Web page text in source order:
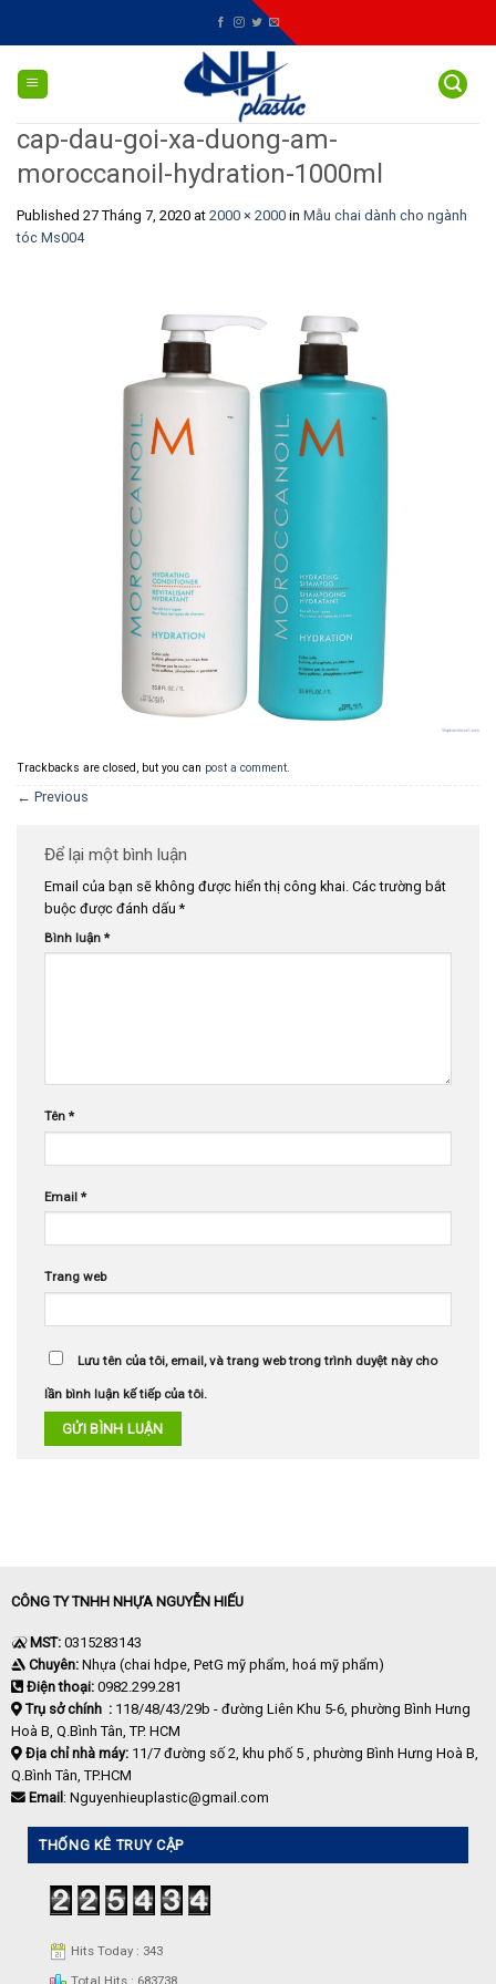
cap-dau-goi-xa-duong-am-
moroccanoil-hydration-1000ml
Published 27 Tháng 7, 2020 at 2000 × 2000 in Mẫu chai dành cho ngành
tóc Ms004
Trackbacks are closed, but you can post a comment.
← Previous
Để lại một bình luận
Email của bạn sẽ không được hiển thị công khai. Các trường bắt
buộc được đánh dấu*
Bình luận *
Tên *
Email *
Trang web
Lưu tên của tôi, email, và trang web trong trình duyệt này cho
lần bình luận kế tiếp của tôi.
CÔNG TY TNHH NHỰA NGUYỄN HIẾU
MST: 0315283143
Chuyên: Nhựa (chai hdpe, PetG mỹ phẩm, hoá mỹ phẩm)
Điện thoại: 0982.299.281
Trụ sở chính : 118/48/43/29b - đường Liên Khu 5-6, phường Bình Hưng
Hoà B, Q.Bình Tân, TP. HCM
Địa chỉ nhà máy: 11/7 đường số 2, khu phố 5 , phường Bình Hưng Hoà B,
Q.Bình Tân, TP.HCM
Email: Nguyenhieuplastic@gmail.com
THỐNG KÊ TRUY CẬP
Hits Today : 343